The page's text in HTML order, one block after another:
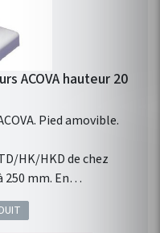
ACOVA hauteur 20
HK/HKD de chez
ACOVA.